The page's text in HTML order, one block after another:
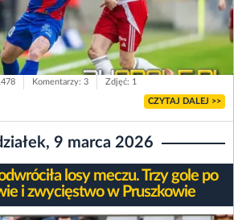
Komentarzy: 3 Zdjęć: 1
CZYTAJ DALEJ >>
9 marca 2026
losy meczu. Trzy gole po
i zwycięstwo w Pruszkowie